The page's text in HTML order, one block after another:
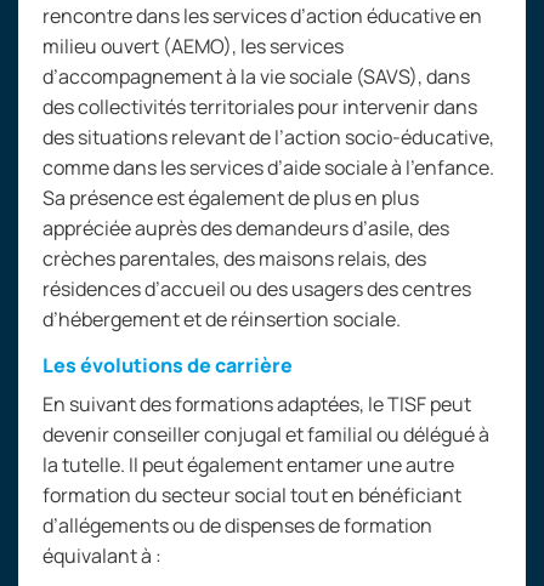
rencontre dans les services d’action éducative en
milieu ouvert (AEMO), les services
d’accompagnement à la vie sociale (SAVS), dans
des collectivités territoriales pour intervenir dans
des situations relevant de l’action socio-éducative,
comme dans les services d’aide sociale à l’enfance.
Sa présence est également de plus en plus
appréciée auprès des demandeurs d’asile, des
crèches parentales, des maisons relais, des
résidences d’accueil ou des usagers des centres
d’hébergement et de réinsertion sociale.
Les évolutions de carrière
En suivant des formations adaptées, le TISF peut
devenir conseiller conjugal et familial ou délégué à
la tutelle. Il peut également entamer une autre
formation du secteur social tout en bénéficiant
d’allégements ou de dispenses de formation
équivalant à :